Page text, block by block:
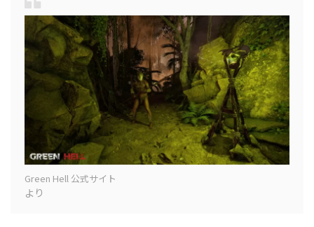
Green Hell 公式サイト
より